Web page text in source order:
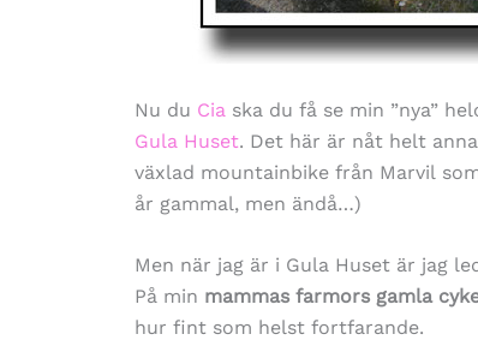
Nu du Cia ska du få se min ”nya”
Gula Huset. Det här är nåt helt
växlad mountainbike från Marvil
år gammal, men ändå…)
Men när jag är i Gula Huset är jag
På min mammas farmors gamla
hur fint som helst fortfarande.